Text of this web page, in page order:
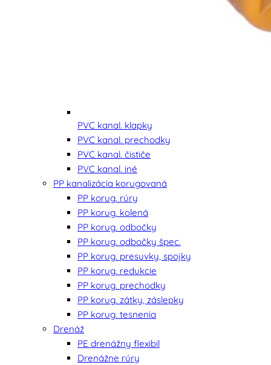
PVC kanal. klapky
PVC kanal. prechodky
PVC kanal. čističe
PVC kanal. iné
PP kanalizácia korugovaná
PP korug. rúry
PP korug. kolená
PP korug. odbočky
PP korug. odbočky špec.
PP korug. presuvky, spojky
PP korug. redukcie
PP korug. prechodky
PP korug. zátky, záslepky
PP korug. tesnenia
Drenáž
PE drenážny flexibil
Drenážne rúry